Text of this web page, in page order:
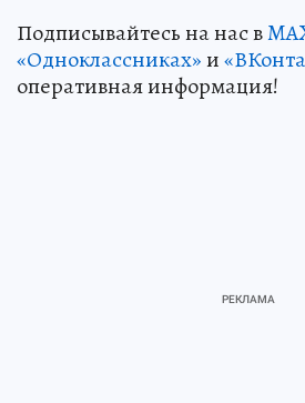
Подписывайтесь на нас в
«Одноклассниках»и
оперативная информация!